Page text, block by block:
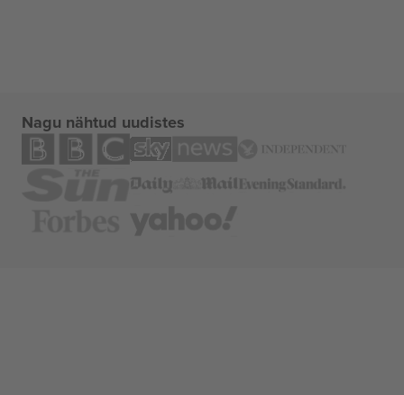
Nagu nähtud uudistes